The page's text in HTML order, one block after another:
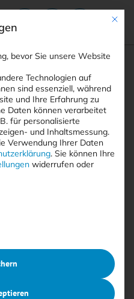
BAUMGARTNER
Christoph
Mit
bevor Sie unsere Website
Technologien auf
sind essenziell, während
und Ihre Erfahrung zu
Daten können verarbeitet
für personalisierte
und Inhaltsmessung.
Verwendung Ihrer Daten
. Sie können Ihre
widerrufen oder
Gruppen, für die eine